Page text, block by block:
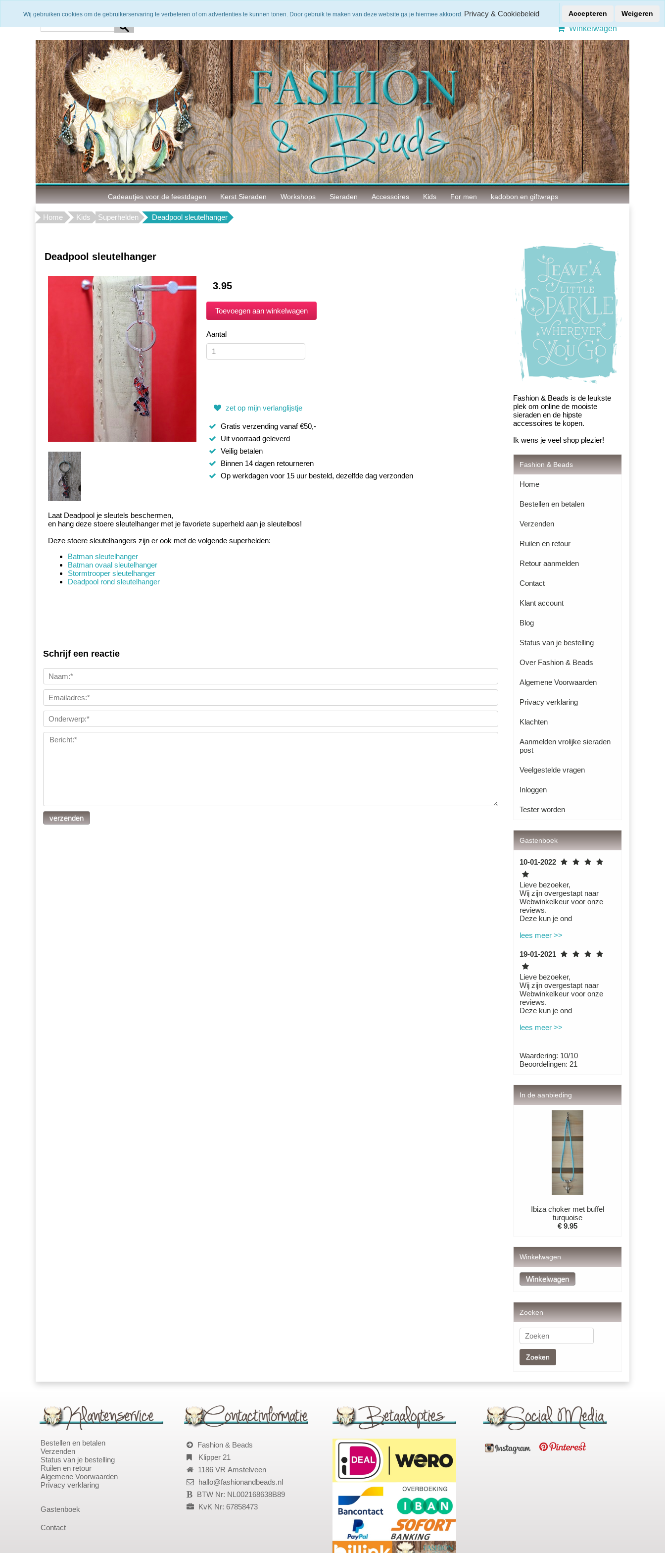
Winkelwagen
Cadeautjes voor de feestdagen Kerst Sieraden Workshops Sieraden Accessoires Kids For men kadobon en giftwraps
Home Kids Superhelden Deadpool sleutelhanger
Deadpool sleutelhanger
3.95
Aantal
zet op mijn verlanglijstje
Gratis verzending vanaf €50,-
Uit voorraad geleverd
Veilig betalen
Binnen 14 dagen retourneren
Op werkdagen voor 15 uur besteld, dezelfde dag verzonden
Laat Deadpool je sleutels beschermen,
en hang deze stoere sleutelhanger met je favoriete superheld aan je sleutelbos!
Deze stoere sleutelhangers zijn er ook met de volgende superhelden:
Batman sleutelhanger
Batman ovaal sleutelhanger
Stormtrooper sleutelhanger
Deadpool rond sleutelhanger
Schrijf een reactie
Fashion & Beads is de leukste
plek om online de mooiste
sieraden en de hipste
accessoires te kopen.
Ik wens je veel shop plezier!
Fashion & Beads
Home
Bestellen en betalen
Verzenden
Ruilen en retour
Retour aanmelden
Contact
Klant account
Blog
Status van je bestelling
Over Fashion & Beads
Algemene Voorwaarden
Privacy verklaring
Klachten
Aanmelden vrolijke sieraden
post
Veelgestelde vragen
Inloggen
Tester worden
Gastenboek
10-01-2022
Lieve bezoeker,
Wij zijn overgestapt naar
Webwinkelkeur voor onze
reviews.
Deze kun je ond
lees meer >>
19-01-2021
Lieve bezoeker,
Wij zijn overgestapt naar
Webwinkelkeur voor onze
reviews.
Deze kun je ond
lees meer >>
Waardering: 10/10
Beoordelingen: 21
In de aanbieding
Ibiza choker met buffel
turquoise
€ 9.95
Winkelwagen
Zoeken
Zoeken
Bestellen en betalen
Verzenden
Status van je bestelling
Ruilen en retour
Algemene Voorwaarden
Privacy verklaring
Gastenboek
Contact
Fashion & Beads
Klipper 21
1186 VR Amstelveen
hallo@fashionandbeads.nl
BTW Nr: NL002168638B89
KvK Nr: 67858473
Wij gebruiken cookies om de gebruikerservaring te verbeteren of om advertenties te kunnen tonen. Door gebruik te maken van deze website ga je hiermee akkoord. Privacy & Cookiebeleid Accepteren Weigeren